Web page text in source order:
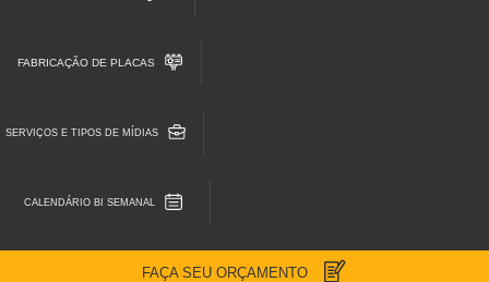
FABRICAÇÃO DE PLACAS
SERVIÇOS E TIPOS DE MÍDIAS
CALENDÁRIO BI SEMANAL
FAÇA SEU ORÇAMENTO